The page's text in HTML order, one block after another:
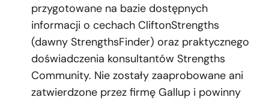
przygotowane na bazie dostępnych
informacji o cechach CliftonStrengths
(dawny StrengthsFinder) oraz praktycznego
doświadczenia konsultantów Strengths
Community. Nie zostały zaaprobowane ani
zatwierdzone przez firmę Gallup i powinny